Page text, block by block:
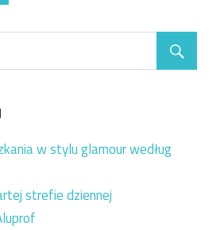
w stylu glamour według
strefie dziennej